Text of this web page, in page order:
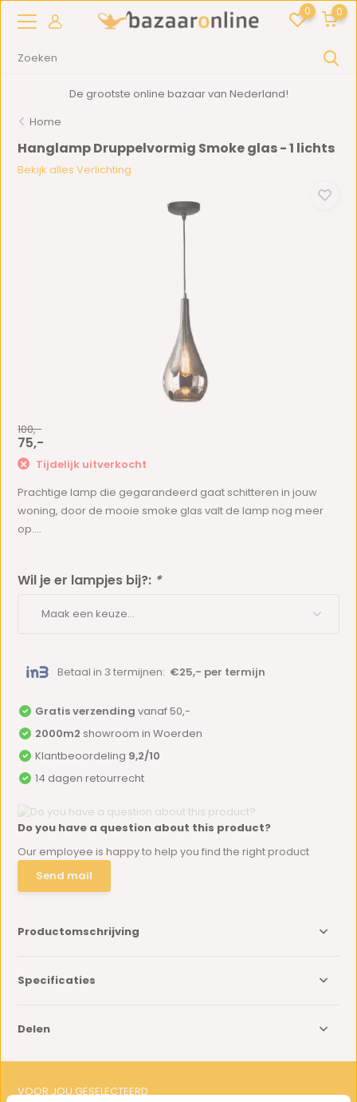
0 0
De grootste online bazaar van Nederland!
Home
Hanglamp Druppelvormig Smoke glas - 1 lichts
Bekijk alles Verlichting
100,-
75,-
Tijdelijk uitverkocht
Prachtige lamp die gegarandeerd gaat schitteren in jouw
woning, door de mooie smoke glas valt de lamp nog meer
op....
Wil je er lampjes bij?: *
Betaal in 3 termijnen: €25,- per termijn
Gratis verzending vanaf 50,-
2000m2 showroom in Woerden
Klantbeoordeling 9,2/10
14 dagen retourrecht
Do you have a question about this product?
Our employee is happy to help you find the right product
Send mail
Productomschrijving
Specificaties
Delen
VOOR JOU GESELECTEERD